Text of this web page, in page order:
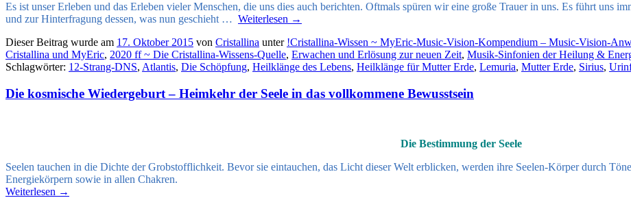
Es ist unser Erleben und das Erleben vieler Menschen, die uns dies auch berichten. Oftmals spüren wir eine große Trauer in uns. Es führt uns
und zur Hinterfragung dessen, was nun geschieht … Weiterlesen →
Dieser Beitrag wurde am 17. Oktober 2015 von Cristallina unter !Cristallina-Wissen ~ MyEric-Music-Vision-Kompendium – Music-Vision-
Cristallina und MyEric, 2020 ff ~ Die Cristallina-Wissens-Quelle, Erwachen und Erlösung zur neuen Zeit, Musik-Sinfonien der Heilung &
Schlagwörter: 12-Strang-DNS, Atlantis, Die Schöpfung, Heilklänge des Lebens, Heilklänge für Mutter Erde, Lemuria, Mutter Erde, Sirius,
Die kosmische Wiedergeburt – Heimkehr der Seele in das vollkommene Bewusstsein
Die Bestimmung der Seele
Seelen tauchen in die Dichte der Grobstofflichkeit. Bevor sie eintauchen, das Licht dieser Welt erblicken, werden ihre Seelen-Körper durch
Energiekörpern sowie in allen Chakren.
Weiterlesen →